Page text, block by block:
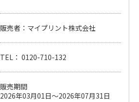
販売者：マイプリント株式会社
TEL： 0120-710-132
販売期間
2026年03月01日～2026年07月31日